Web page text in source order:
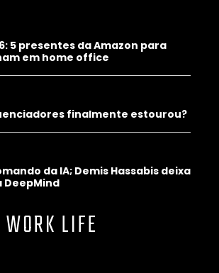
5 presentes da Amazon para
em home office
finalmente estourou?
da IA; Demis Hassabis deixa
DeepMind
WORK LIFE